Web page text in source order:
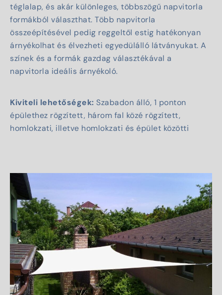
téglalap, és akár különleges, többszögű napvitorla
formákból választhat. Több napvitorla
összeépítésével pedig reggeltől estig hatékonyan
árnyékolhat és élvezheti egyedülálló látványukat. A
színek és a formák gazdag választékával a
napvitorla ideális árnyékoló.
Kiviteli lehetőségek: Szabadon álló, 1 ponton
épülethez rögzített, három fal közé rögzített,
homlokzati, illetve homlokzati és épület közötti